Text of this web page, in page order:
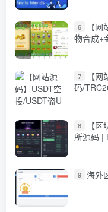
6
【
物合成+
7
【
码/
8
【
所源码 |
9 海外